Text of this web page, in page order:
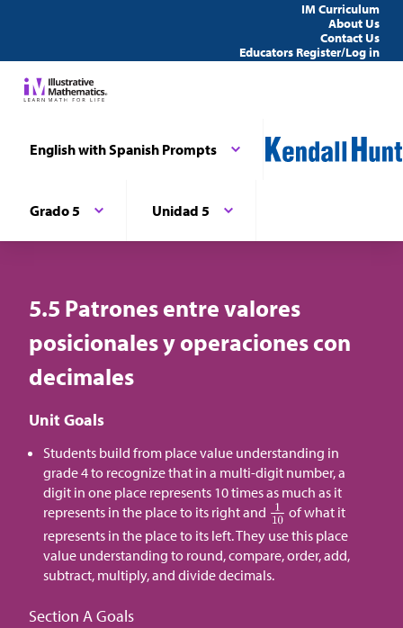
IM Curriculum
About Us
Contact Us
Educators Register/Log in
English with Spanish Prompts
Grado 5 Unidad 5
5.5 Patrones entre valores
posicionales y operaciones con
decimales
Unit Goals
Students build from place value understanding in
grade 4 to recognize that in a multi-digit number, a
digit in one place represents 10 times as much as it
represents in the place to its right and
of what it
represents in the place to its left. They use this place
value understanding to round, compare, order, add,
subtract, multiply, and divide decimals.
Section A Goals